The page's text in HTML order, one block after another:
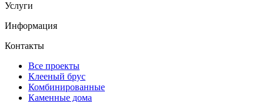
Услуги
Информация
Контакты
Все проекты
Клееный брус
Комбинированные
Каменные дома